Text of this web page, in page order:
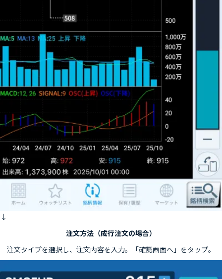
↓
注文方法（成行注文の場合）
注文タイプを選択し、注文内容を入力。「確認画面へ」をタップ。